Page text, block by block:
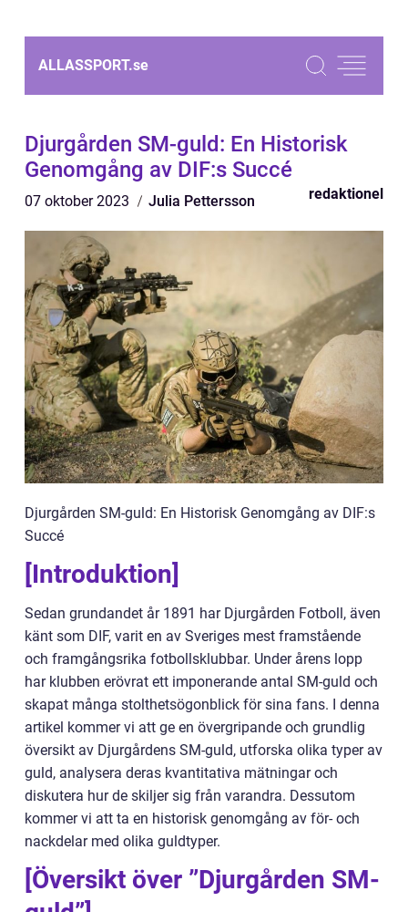
ALLASSPORT.se
Djurgården SM-guld: En Historisk
Genomgång av DIF:s Succé
07 oktober 2023 Julia Pettersson redaktionel
Djurgården SM-guld: En Historisk Genomgång av DIF:s
Succé
[Introduktion]
Sedan grundandet år 1891 har Djurgården Fotboll, även
känt som DIF, varit en av Sveriges mest framstående
och framgångsrika fotbollsklubbar. Under årens lopp
har klubben erövrat ett imponerande antal SM-guld och
skapat många stolthetsögonblick för sina fans. I denna
artikel kommer vi att ge en övergripande och grundlig
översikt av Djurgårdens SM-guld, utforska olika typer av
guld, analysera deras kvantitativa mätningar och
diskutera hur de skiljer sig från varandra. Dessutom
kommer vi att ta en historisk genomgång av för- och
nackdelar med olika guldtyper.
[Översikt över ”Djurgården SM-